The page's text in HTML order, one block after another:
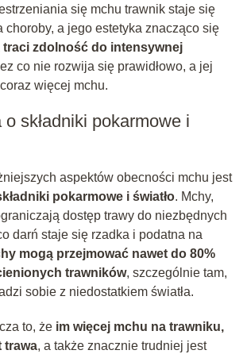
się mchu trawnik staje się
choroby, a jego estetyka znacząco się
traci zdolność do intensywnej
co nie rozwija się prawidłowo, a jej
więcej mchu.
składniki pokarmowe i
aspektów obecności mchu jest
pokarmowe i światło. Mchy,
dostęp trawy do niezbędnych
darń staje się rzadka i podatna na
mogą przejmować nawet do 80%
trawników, szczególnie tam,
sobie z niedostatkiem światła.
to, że im więcej mchu na trawniku,
trawa, a także znacznie trudniej jest